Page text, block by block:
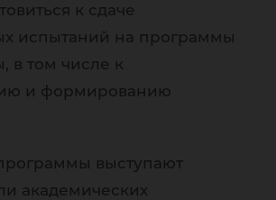
к сдаче
испытаний на программы
в том числе к
и формированию
выступают
академических